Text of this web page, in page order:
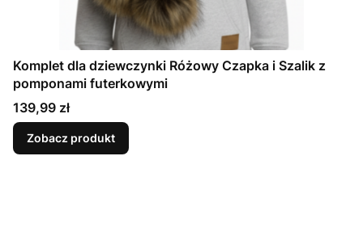
Komplet dla dziewczynki Różowy Czapka i Szalik z
pomponami futerkowymi
Cena
139,99 zł
Zobacz produkt